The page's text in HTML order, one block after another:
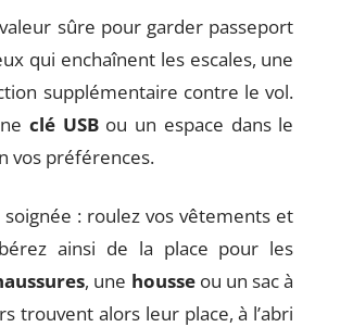
sûre pour garder passeport
qui enchaînent les escales, une
supplémentaire contre le vol.
clé USBou un espace dans le
vos préférences.
: roulez vos vêtements et
ainsi de la place pour les
, une housseou un sac à
trouvent alors leur place, à l’abri